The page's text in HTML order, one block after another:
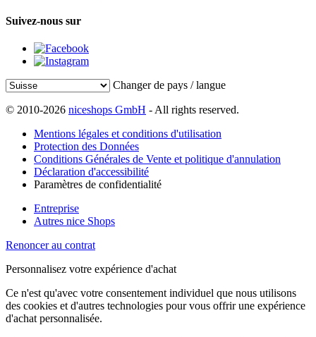
Suivez-nous sur
Changer de pays / langue
© 2010-2026 niceshops GmbH - All rights reserved.
Mentions légales et conditions d'utilisation
Protection des Données
Conditions Générales de Vente et politique d'annulation
Déclaration d'accessibilité
Paramètres de confidentialité
Entreprise
Autres nice Shops
Renoncer au contrat
Personnalisez votre expérience d'achat
Ce n'est qu'avec votre consentement individuel que nous utilisons
des cookies et d'autres technologies pour vous offrir une expérience
d'achat personnalisée.